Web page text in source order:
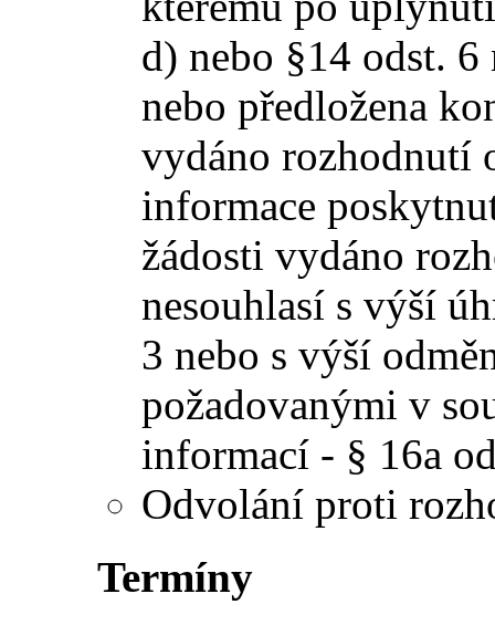
d) nebo §14 odst.
nebo předložena
vydáno rozhodnutí
informace
žádosti vydáno
nesouhlasí s výší
3 nebo s výší
požadovanými v
informací - § 16a
Odvolání proti
Termíny